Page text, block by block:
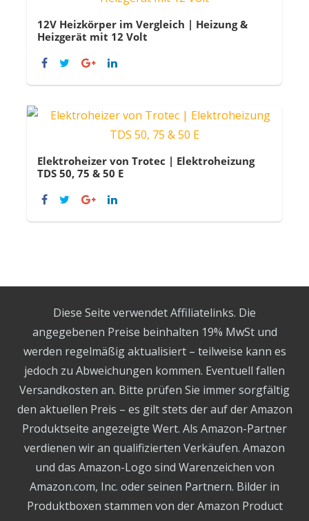
12V Heizkörper im Vergleich | Heizung &
Heizgerät mit 12 Volt
Elektroheizer von Trotec | Elektroheizung
TDS 50, 75 & 50 E
Diese Seite verwendet Affiliatelinks. Die
angegebenen Preise beinhalten 19% MwSt und
werden regelmäßig aktualisiert – teilweise kann es
jedoch zu Abweichungen kommen. Eventuell fallen
Versandkosten an. Bitte prüfen Sie immer sorgfältig
den aktuellen Preis – es gilt stets der auf der Amazon
Produktseite angezeigte Wert. Als Amazon-Partner
verdienen wir an qualifizierten Verkäufen. Amazon
und das Amazon-Logo sind Warenzeichen von
Amazon.com, Inc. oder seinen Partnern. Bilder in
Produktboxen stammen von der Amazon Product